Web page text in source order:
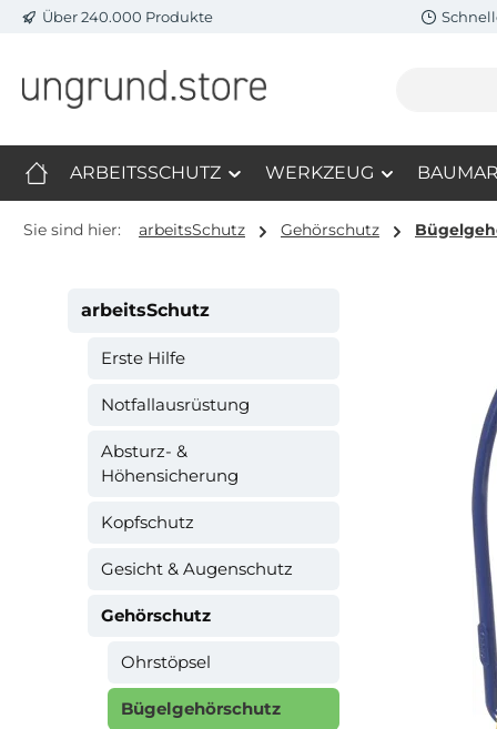
Hauptinhalt springen
Zur Suche springen
Zur Hauptnavigation springen
Über 240.000 Produkte
ARBEITSSCHUTZ WERKZEUG
Sie sind hier: arbeitsSchutz Gehörschutz
arbeitsSchutz
Erste Hilfe
Notfallausrüstung
Absturz- &
Höhensicherung
Kopfschutz
Gesicht & Augenschutz
Gehörschutz
Ohrstöpsel
Bügelgehörschutz